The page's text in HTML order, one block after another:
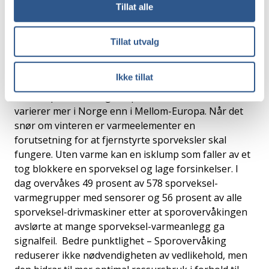
Tillat alle
Tillat utvalg
Ikke tillat
mer presis «rot-årsak» til feilene. – Erfaringene fra
Smartere vedlikehold og Sporovervåkingsverktøyet
vil få stor betydning for framtidens drift og
vedlikehold av spor og systemer der det skal kjøres
tog. Vi erfarer at dette arbeidet er unikt i verden,
forklarer Kristine Tveit. Varme til besvær
Lufttemperaturen og temperaturen i skinnene
varierer mer i Norge enn i Mellom-Europa. Når det
snør om vinteren er varmeelementer en
forutsetning for at fjernstyrte sporveksler skal
fungere. Uten varme kan en isklump som faller av et
tog blokkere en sporveksel og lage forsinkelser. I
dag overvåkes 49 prosent av 578 sporveksel-
varmegrupper med sensorer og 56 prosent av alle
sporveksel-drivmaskiner etter at sporovervåkingen
avslørte at mange sporveksel-varmeanlegg ga
signalfeil. Bedre punktlighet – Sporovervåking
reduserer ikke nødvendigheten av vedlikehold, men